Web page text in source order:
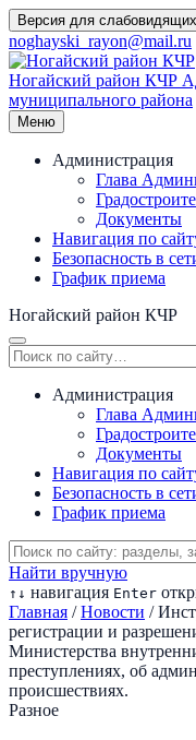
Перейти
к
содержимому
Версия для слабовидящих
noghayski_rayon@mail.ru
Ногайский район КЧР
муниципального района
Меню
Администрация
Глава
Документы
Навигация по
Безопасность в
График приема
Ногайский район КЧР
Администрация
Глава
Документы
Навигация по
Безопасность в
График приема
Найти вручную
↑ ↓ навигация Enter
Главная / Новости /
регистрации и
Министерства
преступлениях, об
происшествиях.
Разное